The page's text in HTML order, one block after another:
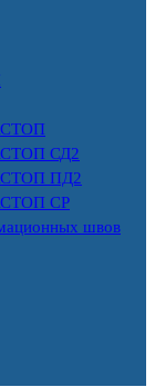
СД2
ПД2
СР
швов